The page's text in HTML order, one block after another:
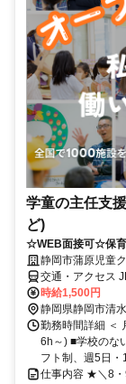
学童の主任支
ど)
☆WEB面接可☆保育
静岡市蒲原児童
交通・アクセス
時給1,500円
静岡県静岡市清
勤務時間詳細 ＜
6h～) ■学校のな
フト制、週5日・
仕事内容 ★＼8・